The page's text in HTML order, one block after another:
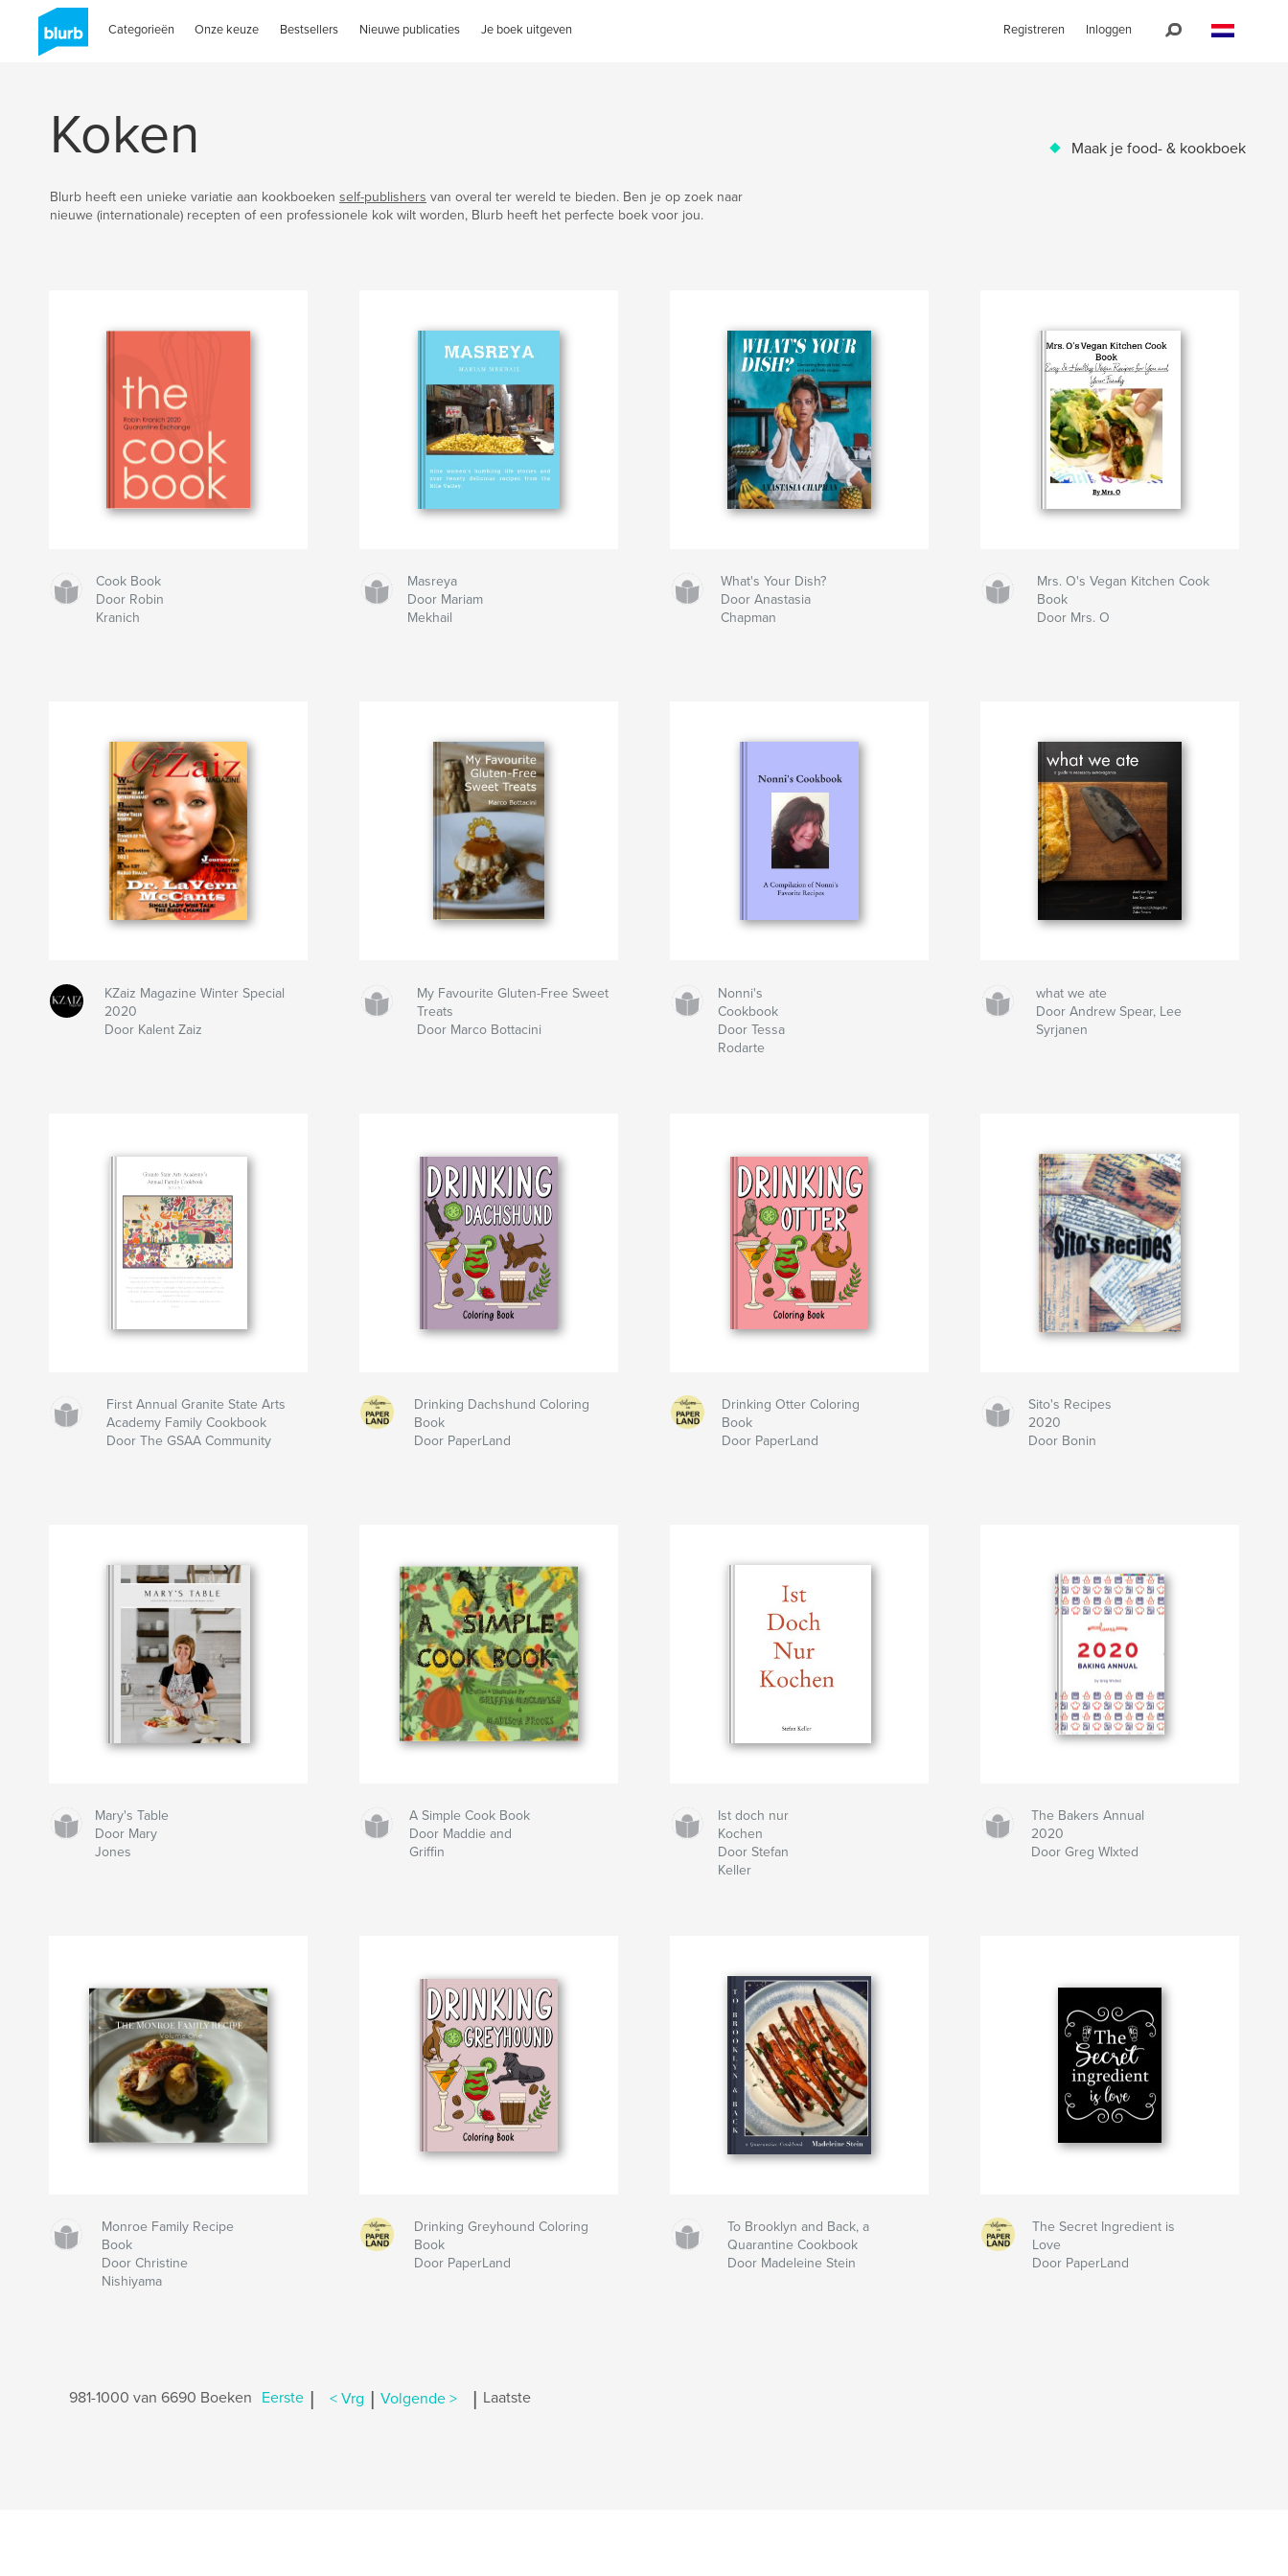
Categorieën Onze keuze Bestsellers Nieuwe publicaties Je boek uitgeven Registreren Inloggen
Koken Maak je food- & kookboek
Blurb heeft een unieke variatie aan kookboeken self-publishers van overal ter wereld te bieden. Ben je op zoek naar
nieuwe (internationale) recepten of een professionele kok wilt worden, Blurb heeft het perfecte boek voor jou.
Cook Book
Door Robin
Kranich
Masreya
Door Mariam
Mekhail
What's Your Dish?
Door Anastasia
Chapman
Mrs. O's Vegan Kitchen Cook
Book
Door Mrs. O
KZaiz Magazine Winter Special
2020
Door Kalent Zaiz
My Favourite Gluten-Free Sweet
Treats
Door Marco Bottacini
Nonni's
Cookbook
Door Tessa
Rodarte
what we ate
Door Andrew Spear, Lee
Syrjanen
First Annual Granite State Arts
Academy Family Cookbook
Door The GSAA Community
Drinking Dachshund Coloring
Book
Door PaperLand
Drinking Otter Coloring
Book
Door PaperLand
Sito's Recipes
2020
Door Bonin
Mary's Table
Door Mary
Jones
A Simple Cook Book
Door Maddie and
Griffin
Ist doch nur
Kochen
Door Stefan
Keller
The Bakers Annual
2020
Door Greg WIxted
Monroe Family Recipe
Book
Door Christine
Nishiyama
Drinking Greyhound Coloring
Book
Door PaperLand
To Brooklyn and Back, a
Quarantine Cookbook
Door Madeleine Stein
The Secret Ingredient is
Love
Door PaperLand
981-1000 van 6690 Boeken Eerste < Vrg Volgende > Laatste